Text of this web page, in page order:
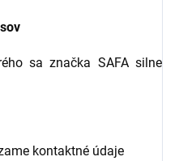
sa značka SAFA silne
kontaktné údaje